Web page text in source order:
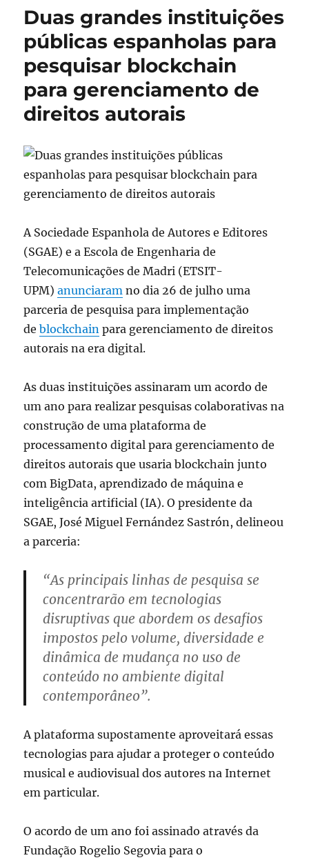
Duas grandes instituições
públicas espanholas para
pesquisar blockchain
para gerenciamento de
direitos autorais
A Sociedade Espanhola de Autores e Editores
(SGAE) e a Escola de Engenharia de
Telecomunicações de Madri (ETSIT-
UPM)anunciaram no dia 26 de julho uma
parceria de pesquisa para implementação
deblockchain para gerenciamento de direitos
autorais na era digital.
As duas instituições assinaram um acordo de
um ano para realizar pesquisas colaborativas na
construção de uma plataforma de
processamento digital para gerenciamento de
direitos autorais que usaria blockchain junto
com BigData, aprendizado de máquina e
inteligência artificial (IA). O presidente da
SGAE, José Miguel Fernández Sastrón, delineou
a parceria:
“As principais linhas de pesquisa se
concentrarão em tecnologias
disruptivas que abordem os desafios
impostos pelo volume, diversidade e
dinâmica de mudança no uso de
conteúdo no ambiente digital
contemporâneo”.
A plataforma supostamente aproveitará essas
tecnologias para ajudar a proteger o conteúdo
musical e audiovisual dos autores na Internet
em particular.
O acordo de um ano foi assinado através da
Fundação Rogelio Segovia para o